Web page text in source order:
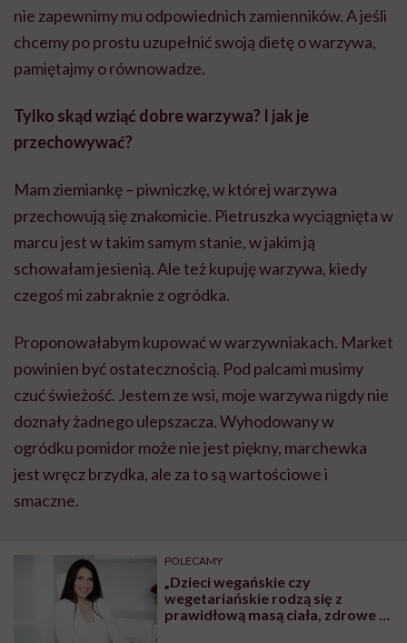
nie zapewnimy mu odpowiednich zamienników. A jeśli
chcemy po prostu uzupełnić swoją dietę o warzywa,
pamiętajmy o równowadze.
Tylko skąd wziąć dobre warzywa? I jak je
przechowywać?
Mam ziemiankę – piwniczkę, w której warzywa
przechowują się znakomicie. Pietruszka wyciągnięta w
marcu jest w takim samym stanie, w jakim ją
schowałam jesienią. Ale też kupuję warzywa, kiedy
czegoś mi zabraknie z ogródka.
Proponowałabym kupować w warzywniakach. Market
powinien być ostatecznością. Pod palcami musimy
czuć świeżość. Jestem ze wsi, moje warzywa nigdy nie
doznały żadnego ulepszacza. Wyhodowany w
ogródku pomidor może nie jest piękny, marchewka
jest wręcz brzydka, ale za to są wartościowe i
smaczne.
POLECAMY
„Dzieci wegańskie czy
wegetariańskie rodzą się z
prawidłową masą ciała, zdrowe i